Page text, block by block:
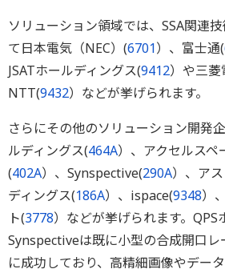
ソリューション領域では、SSA関連
て日本電気（NEC）(6701）、富士通(
JSATホールディングス(9412）や三菱
NTT(9432）などが挙げられます。
さらにその他のソリューション開発
ルディングス(464A）、アクセルスペ
(402A）、Synspective(290A）、ア
ディングス(186A）、ispace(9348）
ト(3778）などが挙げられます。QPS
Synspectiveは既に小型の合成開口レ
に成功しており、高精細画像やデー